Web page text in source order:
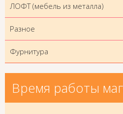
ЛОФТ (мебель из металла)
Разное
Фурнитура
Время работы